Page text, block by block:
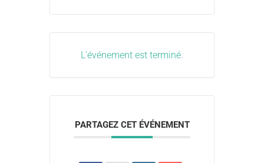
L'événement est terminé.
PARTAGEZ CET ÉVÉNEMENT